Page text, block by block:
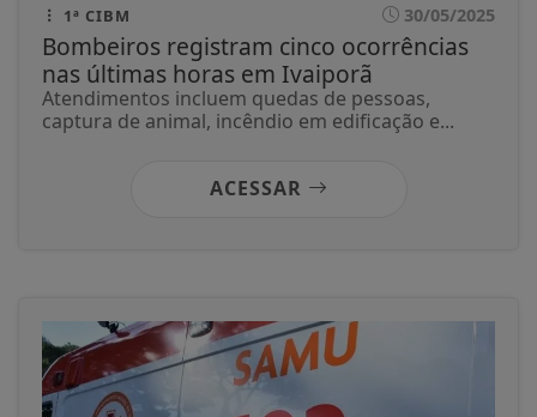
1ª CIBM 30/05/2025
Bombeiros registram cinco ocorrências
nas últimas horas em Ivaiporã
Atendimentos incluem quedas de pessoas,
captura de animal, incêndio em edificação e...
ACESSAR